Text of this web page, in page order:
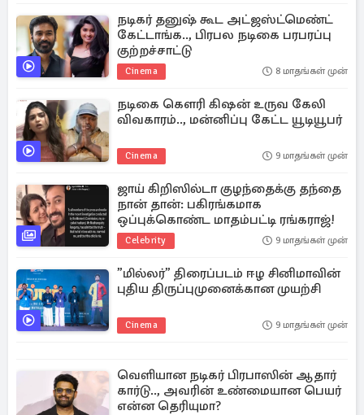
நடிகர் தனுஷ் கூட அட்ஜஸ்ட்மெண்ட்
கேட்டாங்க.., பிரபல நடிகை பரபரப்பு
குற்றச்சாட்டு
Cinema 8 மாதங்கள் முன்
நடிகை கௌரி கிஷன் உருவ கேலி
விவகாரம்.., மன்னிப்பு கேட்ட யூடியூபர்
Cinema 9 மாதங்கள் முன்
ஜாய் கிறிஸில்டா குழந்தைக்கு தந்தை
நான் தான்: பகிரங்கமாக
ஒப்புக்கொண்ட மாதம்பட்டி ரங்கராஜ்!
Celebrity 9 மாதங்கள் முன்
”மில்லர்” திரைப்படம் ஈழ சினிமாவின்
புதிய திருப்புமுனைக்கான முயற்சி
Cinema 9 மாதங்கள் முன்
வெளியான நடிகர் பிரபாஸின் ஆதார்
கார்டு.., அவரின் உண்மையான பெயர்
என்ன தெரியுமா?